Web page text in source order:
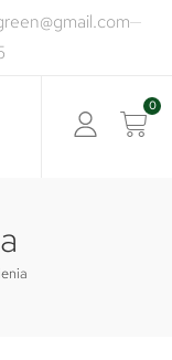
0